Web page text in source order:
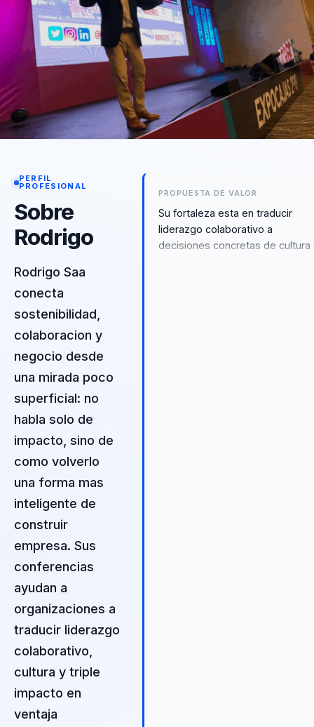
PERFIL
PROFESIONAL
Sobre
Rodrigo
Rodrigo Saa
conecta
sostenibilidad,
colaboracion y
negocio desde
una mirada poco
superficial: no
habla solo de
impacto, sino de
como volverlo
una forma mas
inteligente de
construir
empresa. Sus
conferencias
ayudan a
organizaciones a
traducir liderazgo
colaborativo,
cultura y triple
impacto en
ventaja
PROPUESTA DE VALOR
Su fortaleza esta en traducir
liderazgo colaborativo a
decisiones concretas de cultura